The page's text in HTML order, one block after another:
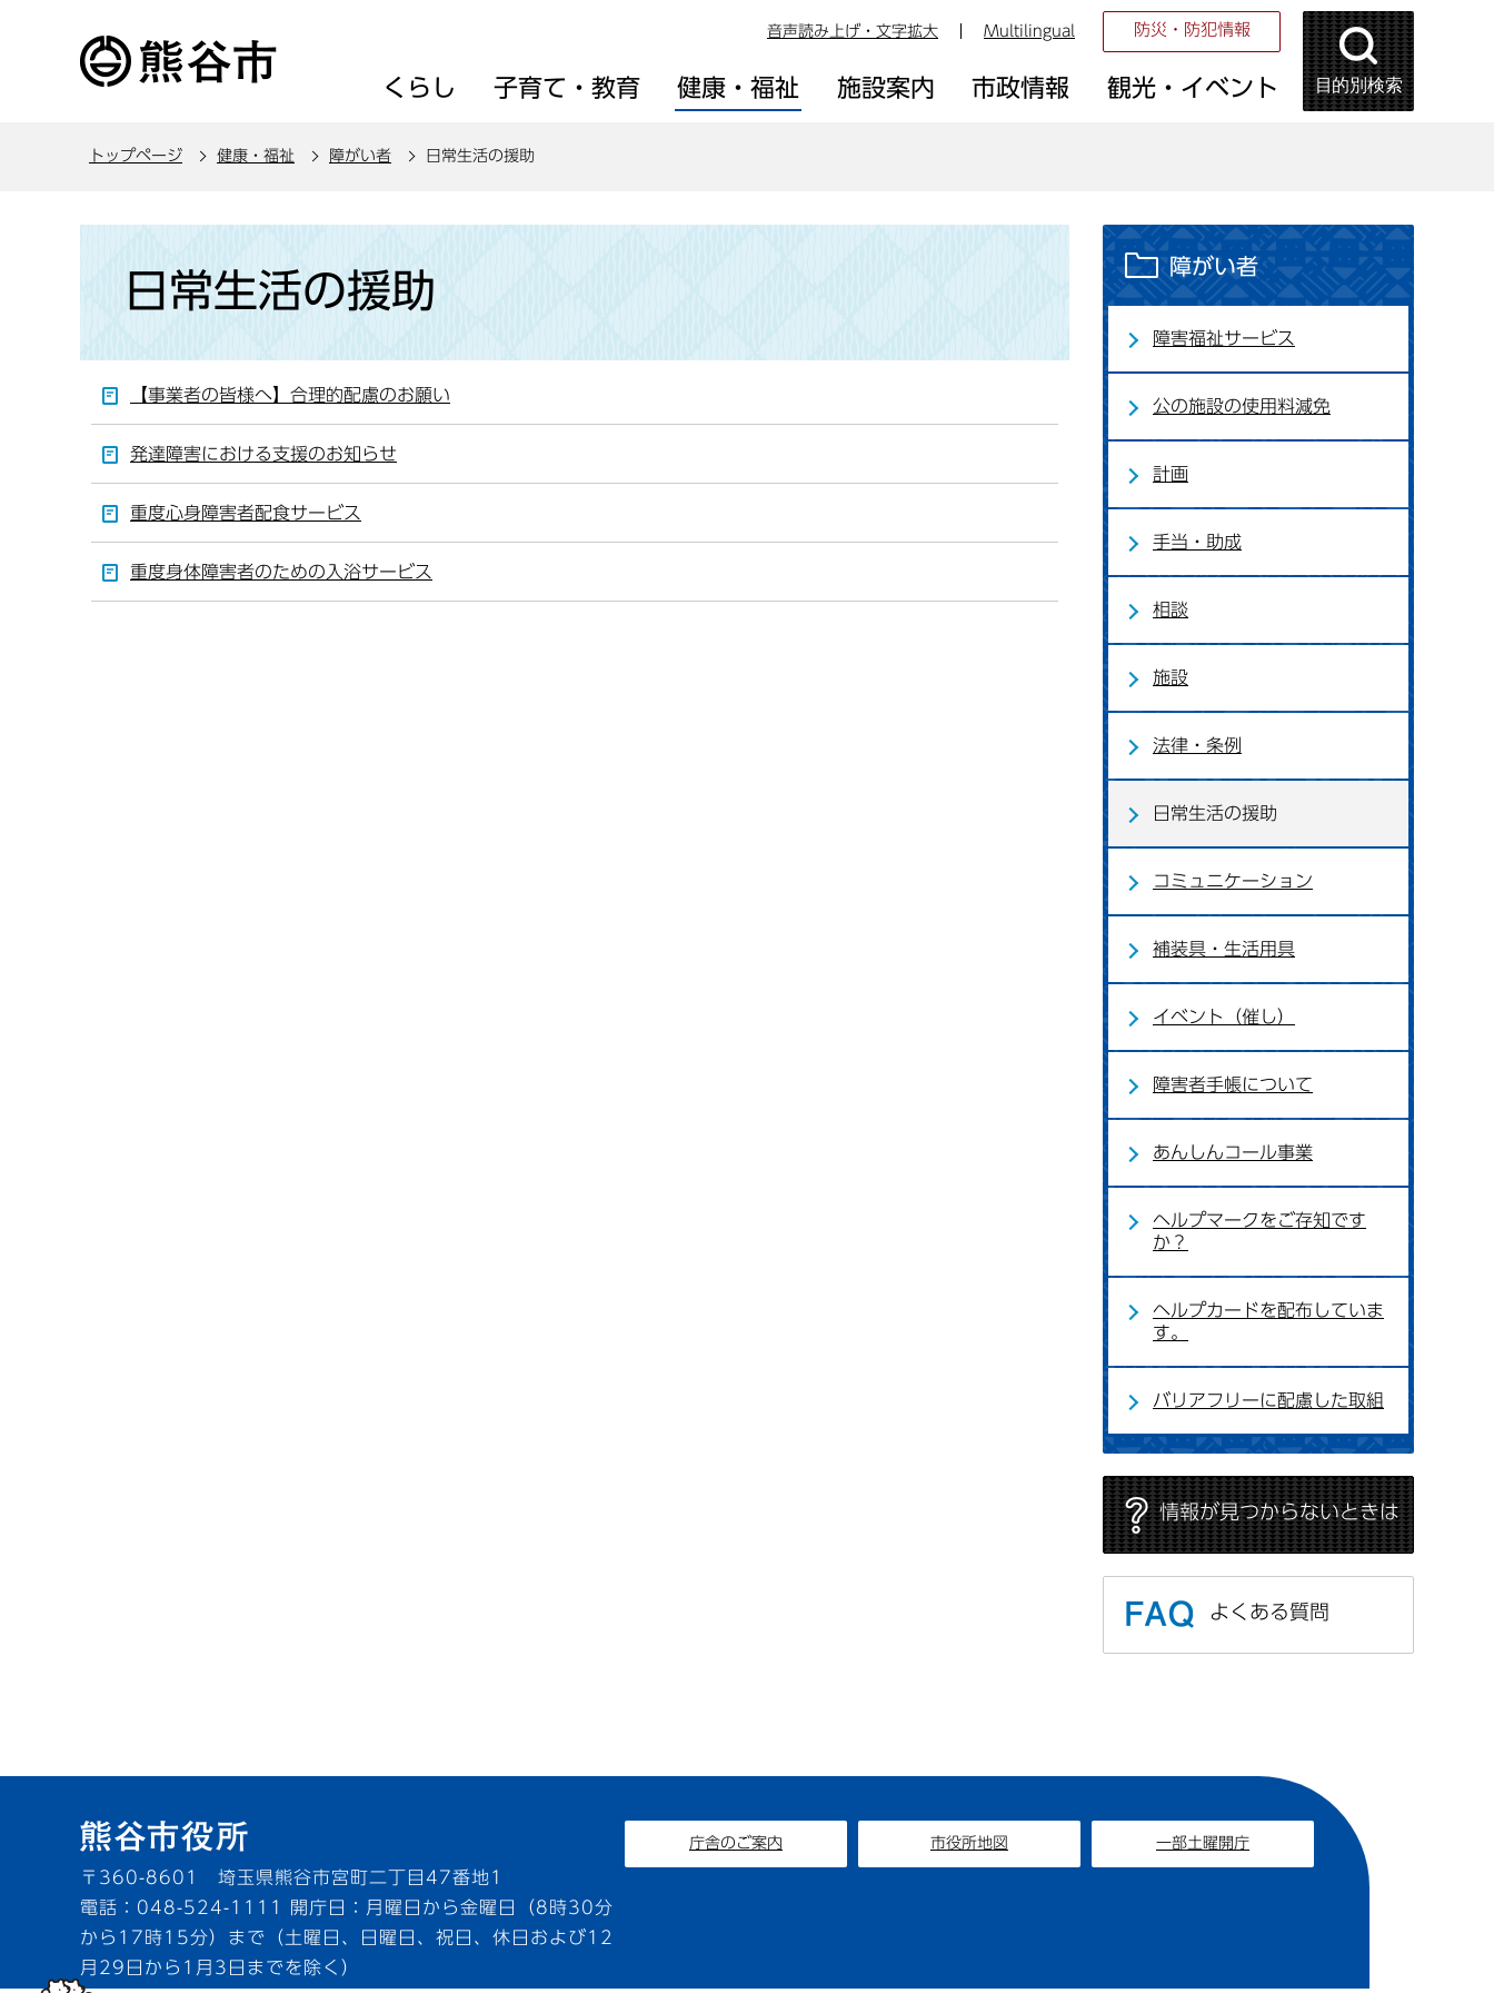
音声読み上げ・文字拡大 Multilingual 防災・防犯情報
くらし 子育て・教育 健康・福祉 施設案内 市政情報 観光・イベント 目的別検索
トップページ 健康・福祉 障がい者 日常生活の援助
か
日常生活の援助
【事業者の皆様へ】合理的配慮のお願い
発達障害における支援のお知らせ
重度心身障害者配食サービス
重度身体障害者のための入浴サービス
障がい者
障害福祉サービス
公の施設の使用料減免
計画
手当・助成
相談
施設
法律・条例
日常生活の援助
コミュニケーション
補装具・生活用具
イベント（催し）
障害者手帳について
あんしんコール事業
ヘルプマークをご存知です
か？
ヘルプカードを配布していま
す。
バリアフリーに配慮した取組
情報が見つからないときは
よくある質問
〒360-8601 埼玉県熊谷市宮町二丁目47番地1
電話：048-524-1111
開庁日：月曜日から金曜日（8時30分
から17時15分）まで（土曜日、日曜日、祝日、休日および12
月29日から1月3日までを除く）
庁舎のご案内 市役所地図 一部土曜開庁